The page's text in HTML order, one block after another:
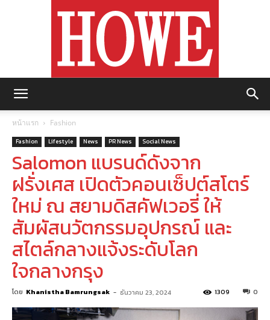
หน้าแรก Fashion
Fashion Lifestyle News PR News Social News
Salomon แบรนด์ดังจาก
ฝรั่งเศส เปิดตัวคอนเซ็ปต์สโตร์
ใหม่ ณ สยามดิสคัฟเวอรี่ ให้
สัมผัสนวัตกรรมอุปกรณ์ และ
สไตล์กลางแจ้งระดับโลก
ใจกลางกรุง
โดย Khanistha Bamrungsak - ธันวาคม 23, 2024 0
1309